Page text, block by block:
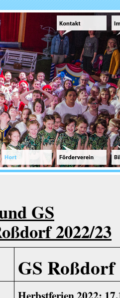
GS
2022/23
GS Roßdorf